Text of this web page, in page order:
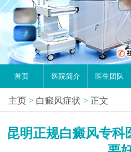
首页 医院简介 医生团队
主页 > 白癜风症状 > 正文
昆明正规白癜风专科